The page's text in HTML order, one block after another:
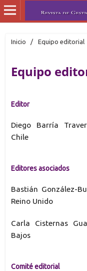
Inicio / Equipo editorial
Equipo
Editor
Diego Barría
Chile
Editores asociados
Bastián González-
Reino Unido
Carla Cisternas
Bajos
Comité editorial